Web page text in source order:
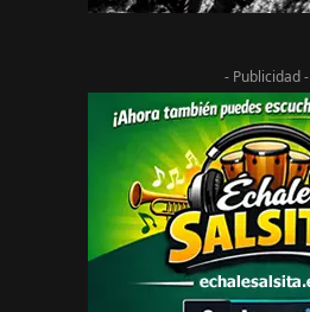
- Publicidad -